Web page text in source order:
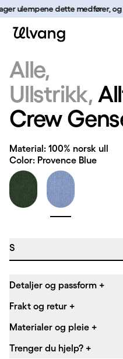
Hopp til innhold
ulempene dette medfører, og
Alle
Ullstrikk
Crew
Material: 100% norsk ull
Color: Provence Blue
S
Detaljer og passform +
Frakt og retur +
Materialer og pleie +
Trenger du hjelp? +